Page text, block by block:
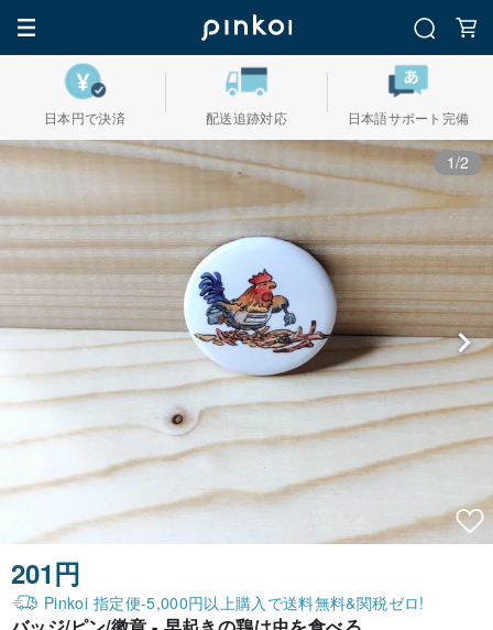
日本円で決済 配送追跡対応 日本語サポート完備
1/2
201円
Pinkoi 指定便-5,000円以上購入で送料無料&関税ゼロ!